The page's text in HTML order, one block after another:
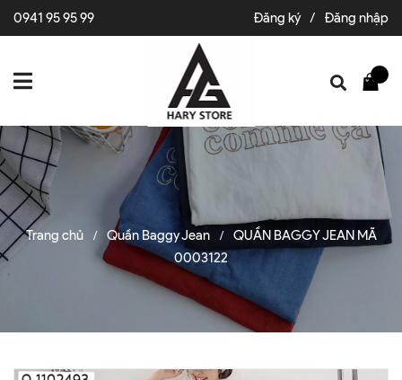
0941 95 95 99 Đăng ký / Đăng nhập
Trang chủ / Quần Baggy Jean /
QUẦN BAGGY JEAN MÃ
0003122